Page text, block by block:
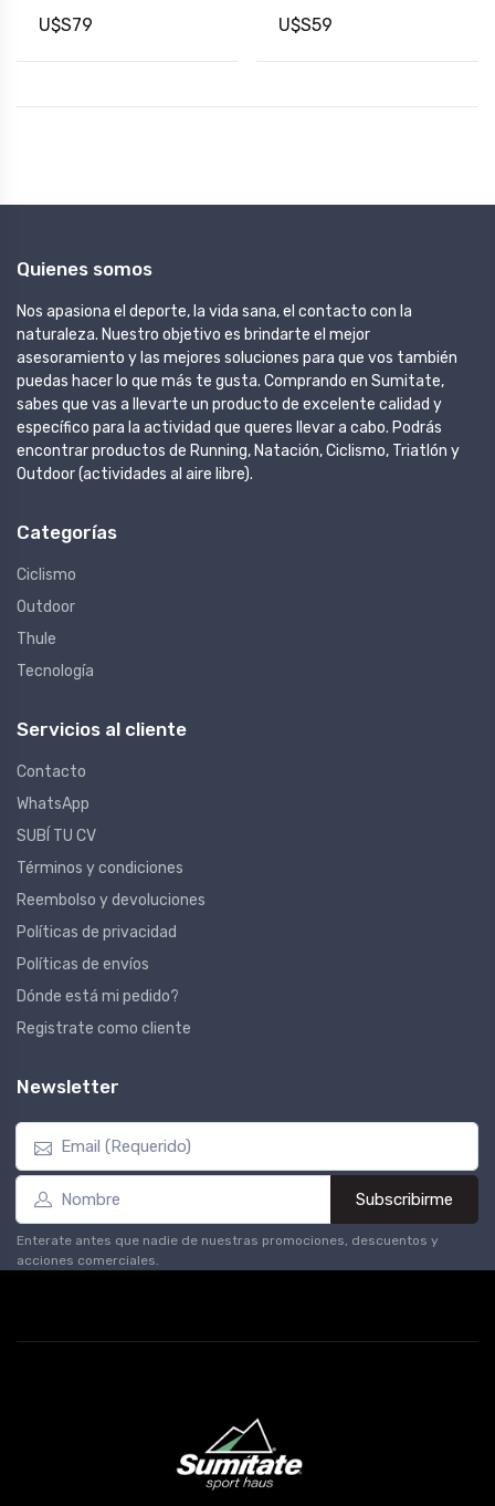
U$S79 U$S59
Quienes somos
Nos apasiona el deporte, la vida sana, el contacto con la
naturaleza. Nuestro objetivo es brindarte el mejor
asesoramiento y las mejores soluciones para que vos también
puedas hacer lo que más te gusta. Comprando en Sumitate,
sabes que vas a llevarte un producto de excelente calidad y
específico para la actividad que queres llevar a cabo. Podrás
encontrar productos de Running, Natación, Ciclismo, Triatlón y
Outdoor (actividades al aire libre).
Categorías
Ciclismo
Outdoor
Thule
Tecnología
Servicios al cliente
Contacto
WhatsApp
SUBÍ TU CV
Términos y condiciones
Reembolso y devoluciones
Políticas de privacidad
Políticas de envíos
Dónde está mi pedido?
Registrate como cliente
Newsletter
Subscribirme
Enterate antes que nadie de nuestras promociones, descuentos y
acciones comerciales.